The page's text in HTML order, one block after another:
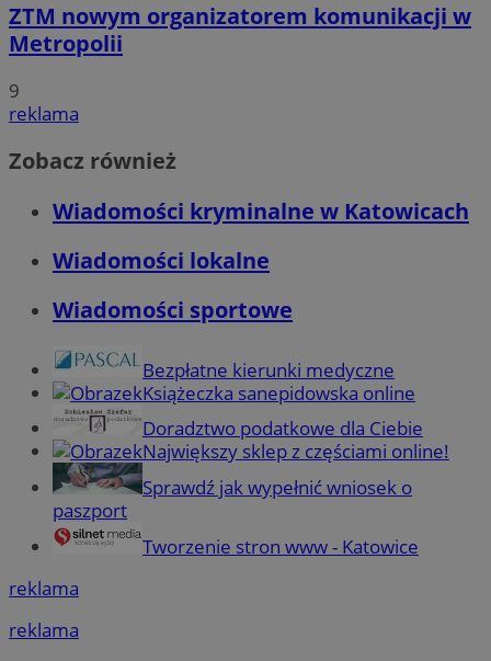
ZTM nowym organizatorem komunikacji w
Metropolii
9
reklama
Zobacz również
Wiadomości kryminalne w Katowicach
Wiadomości lokalne
Wiadomości sportowe
Bezpłatne kierunki medyczne
Książeczka sanepidowska online
Doradztwo podatkowe dla Ciebie
Największy sklep z częściami online!
Sprawdź jak wypełnić wniosek o
paszport
Tworzenie stron www - Katowice
reklama
reklama